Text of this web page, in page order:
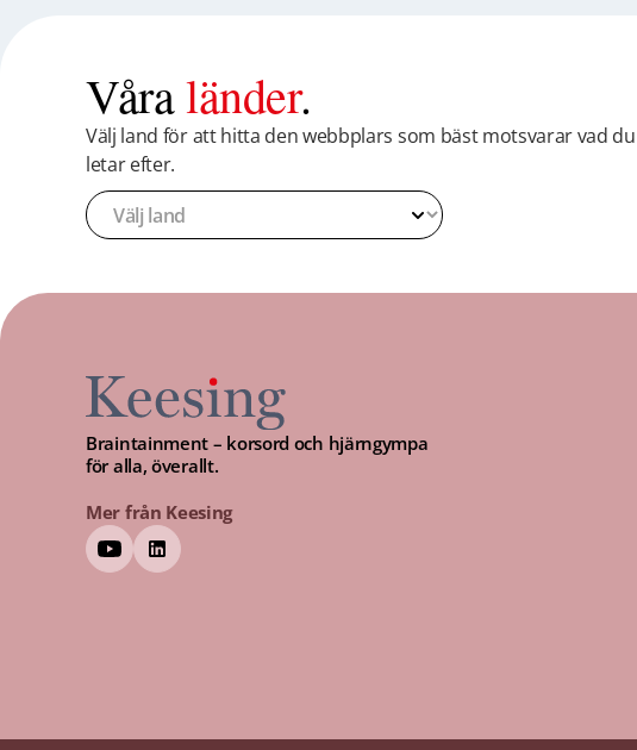
Våraländer.
Välj land för att hitta den webbplars som bäst motsvarar vad du
letar efter.
Braintainment – korsord och hjärngympa
för alla, överallt.
Mer från Keesing